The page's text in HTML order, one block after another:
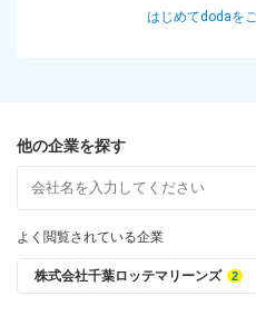
はじめてdodaを
他の企業を探す
よく閲覧されている企業
株式会社千葉ロッテマリーンズ